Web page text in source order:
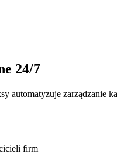
24/7
zarządzanie
firm